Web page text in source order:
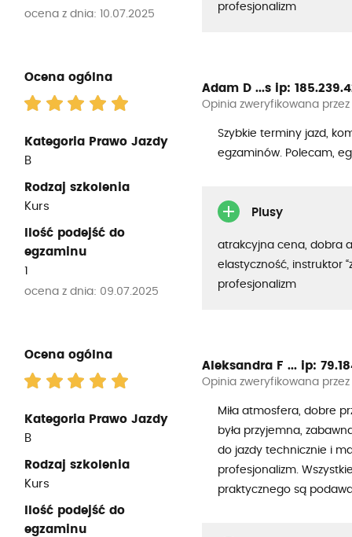
ocena z dnia: 10.07.2025
profesjonalizm
Ocena ogólna
Kategoria Prawo Jazdy
B
Rodzaj szkolenia
Kurs
Ilość podejść do
egzaminu
1
ocena z dnia: 09.07.2025
Adam D ...s ip:
Opinia zweryfikowana
Szybkie terminy jazd,
egzaminów. Polecam,
Plusy
atrakcyjna cena, dobra
elastyczność, instruktor
profesjonalizm
Ocena ogólna
Kategoria Prawo Jazdy
B
Rodzaj szkolenia
Kurs
Ilość podejść do
egzaminu
Aleksandra F ... ip:
Opinia zweryfikowana
Miła atmosfera, dobre
była przyjemna,
do jazdy technicznie i
profesjonalizm.
praktycznego są